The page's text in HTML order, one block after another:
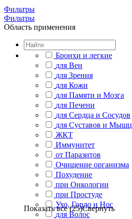
Фильтры
Фильтры
Область применения
Бронхи и легкие
для Вен
для Зрения
для Кожи
для Памяти и Мозга
для Печени
для Сердца и Сосудов
для Суставов и Мышц
ЖКТ
Иммунитет
от Паразитов
Очищение организма
Похудение
при Онкологии
при Простуде
Ухо, Горло и Нос
для Волос
Показать все (25)Свернуть